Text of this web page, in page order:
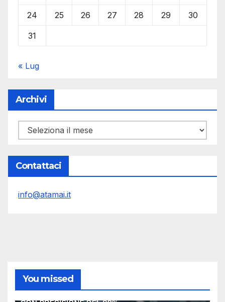
24 25 26 27 28 29 30
31
« Lug
Archivi
Archivi
Contattaci
info@atamai.it
You missed